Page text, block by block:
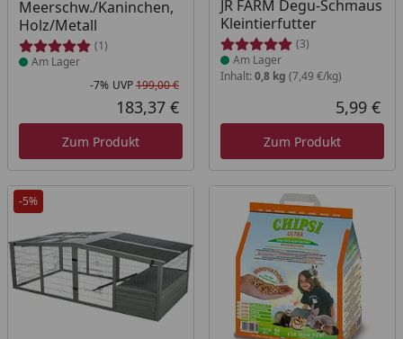
Meerschw./Kaninchen,
Holz/Metall
(1)
Am Lager
Rabatt in Prozent
-7%
Ursprünglicher Preis
UVP199,00 €
Aktueller Preis
183,37 €
Zum Produkt
JR FARM Degu-Schmaus
Kleintierfutter
(3)
Am Lager
Inhalt: 0,8 kg (7,49 €/kg)
5,99 €
Zum Produkt
-5%